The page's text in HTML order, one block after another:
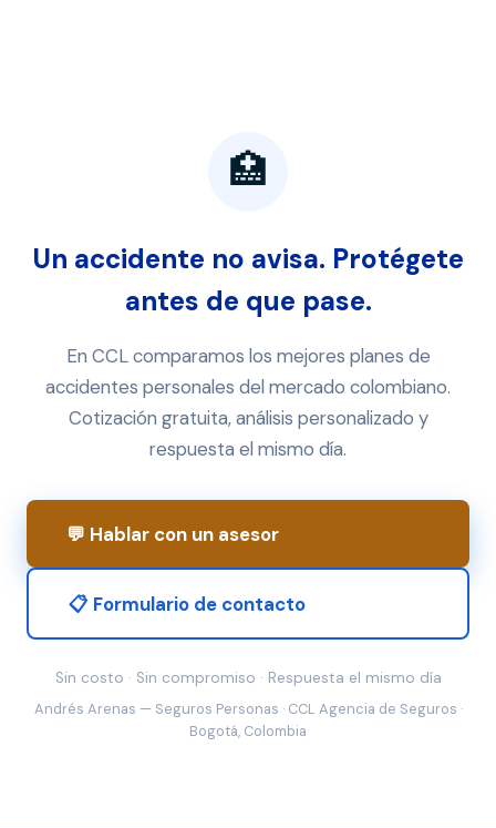
🏥
Un accidente no avisa. Protégete
antes de que pase.
En CCL comparamos los mejores planes de
accidentes personales del mercado colombiano.
Cotización gratuita, análisis personalizado y
respuesta el mismo día.
💬 Hablar con un asesor
📋 Formulario de contacto
Sin costo · Sin compromiso · Respuesta el mismo día
Andrés Arenas — Seguros Personas · CCL Agencia de Seguros ·
Bogotá, Colombia